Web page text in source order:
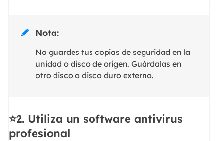
 Nota:
No guardes tus copias de seguridad en la
unidad o disco de origen. Guárdalas en
otro disco o disco duro externo.
⭐2. Utiliza un software antivirus
profesional